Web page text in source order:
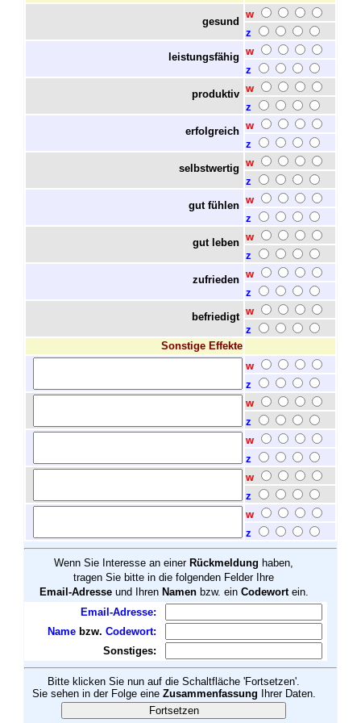
gesund
w
z
leistungsfähig w
z
produktiv w
z
erfolgreich w
z
selbstwertig w
z
gut fühlen w
z
gut leben w
z
zufrieden w
z
befriedigt w
z
Sonstige Effekte
w
z
w
z
w
z
w
z
w
z
Wenn Sie Interesse an einer Rückmeldung haben,
tragen Sie bitte in die folgenden Felder Ihre
Email-Adresseund Ihren Namenbzw. ein Codewortein.
Email-Adresse:
Name bzw. Codewort:
Sonstiges:
Bitte klicken Sie nun auf die Schaltfläche 'Fortsetzen'.
Sie sehen in der Folge eineZusammenfassung Ihrer Daten.